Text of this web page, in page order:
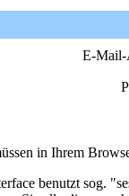
E-Mail-
in Ihrem
benutzt sog.